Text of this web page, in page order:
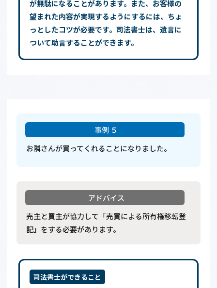
が無駄になることがあります。また、お客様の
望まれた内容が実現するようにするには、ちょ
っとしたコツが必要です。司法書士は、遺言に
ついて助言することができます。
お隣さんが買ってくれることになりました。
売主と買主が協力して「売買による所有権移転登
記」をする必要があります。
司法書士ができること